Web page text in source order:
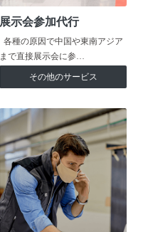
展示会参加代行
各種の原因で中国や東南アジア
まで直接展示会に参…
その他のサービス